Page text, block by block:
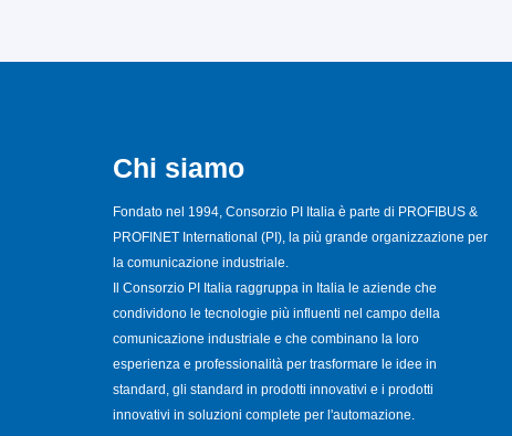
Chi siamo
Fondato nel 1994, Consorzio PI Italia è parte di PROFIBUS &
PROFINET International (PI), la più grande organizzazione per
la comunicazione industriale.
Il Consorzio PI Italia raggruppa in Italia le aziende che
condividono le tecnologie più influenti nel campo della
comunicazione industriale e che combinano la loro
esperienza e professionalità per trasformare le idee in
standard, gli standard in prodotti innovativi e i prodotti
innovativi in soluzioni complete per l'automazione.